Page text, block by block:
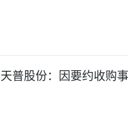
天普股份：因要约收购